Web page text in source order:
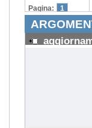
Pagina: 1